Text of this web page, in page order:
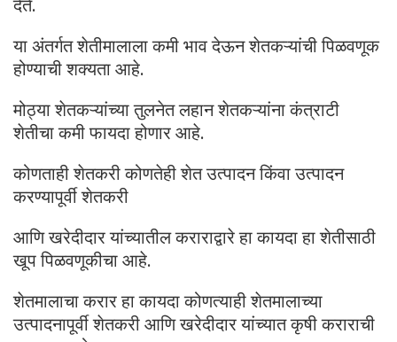
देते.
या अंतर्गत शेतीमालाला कमी भाव देऊन शेतकऱ्यांची पिळवणूक
होण्याची शक्यता आहे.
मोठ्या शेतकऱ्यांच्या तुलनेत लहान शेतकऱ्यांना कंत्राटी
शेतीचा कमी फायदा होणार आहे.
कोणताही शेतकरी कोणतेही शेत उत्पादन किंवा उत्पादन
करण्यापूर्वी शेतकरी
आणि खरेदीदार यांच्यातील कराराद्वारे हा कायदा हा शेतीसाठी
खूप पिळवणूकीचा आहे.
शेतमालाचा करार हा कायदा कोणत्याही शेतमालाच्या
उत्पादनापूर्वी शेतकरी आणि खरेदीदार यांच्यात कृषी कराराची